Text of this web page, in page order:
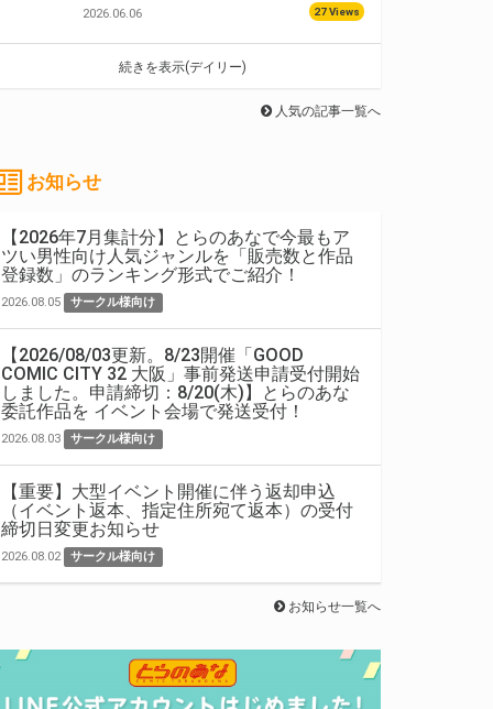
2026.06.06 27 Views
続きを表示(デイリー)
人気の記事一覧へ
お知らせ
【2026年7月集計分】とらのあなで今最もア
ツい男性向け人気ジャンルを「販売数と作品
登録数」のランキング形式でご紹介！
2026.08.05 サークル様向け
【2026/08/03更新。8/23開催「GOOD
COMIC CITY 32 大阪」事前発送申請受付開始
しました。申請締切：8/20(木)】とらのあな
委託作品を イベント会場で発送受付！
2026.08.03 サークル様向け
【重要】大型イベント開催に伴う返却申込
（イベント返本、指定住所宛て返本）の受付
締切日変更お知らせ
2026.08.02 サークル様向け
お知らせ一覧へ